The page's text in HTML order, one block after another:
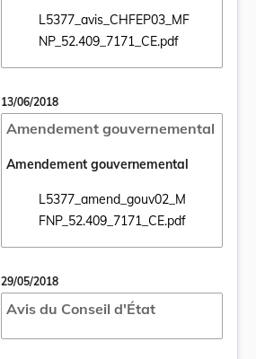
L5377_avis_CHFEP03_MF
NP_52.409_7171_CE.pdf
Ouvrir le document
13/06/2018
Amendement gouvernemental
Amendement gouvernemental
L5377_amend_gouv02_M
FNP_52.409_7171_CE.pdf
Ouvrir le document
29/05/2018
Avis du Conseil d'État